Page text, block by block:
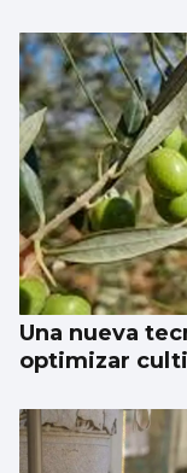
Una nueva
optimizar